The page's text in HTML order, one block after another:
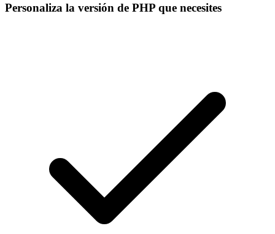
Personaliza la versión de PHP que necesites